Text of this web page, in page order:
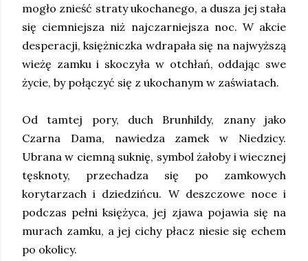
mogło znieść straty ukochanego, a dusza jej stała
się ciemniejsza niż najczarniejsza noc. W akcie
desperacji, księżniczka wdrapała się na najwyższą
wieżę zamku i skoczyła w otchłań, oddając swe
życie, by połączyć się z ukochanym w zaświatach.
Od tamtej pory, duch Brunhildy, znany jako
Czarna Dama, nawiedza zamek w Niedzicy.
Ubrana w ciemną suknię, symbol żałoby i wiecznej
tęsknoty, przechadza się po zamkowych
korytarzach i dziedzińcu. W deszczowe noce i
podczas pełni księżyca, jej zjawa pojawia się na
murach zamku, a jej cichy płacz niesie się echem
po okolicy.